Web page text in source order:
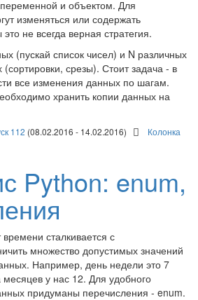
и объектом. Для
изменяться или содержать
не всегда верная стратегия.
(пускай список чисел) и N различных
срезы). Стоит задача - в
все изменения данных по шагам.
хранить копии данных на
112 (08.02.2016 - 14.02.2016)
Колонка
Python: enum,
сталкивается с
множество допустимых значений
Например, день недели это 7
у нас 12. Для удобного
придуманы перечисления - enum.